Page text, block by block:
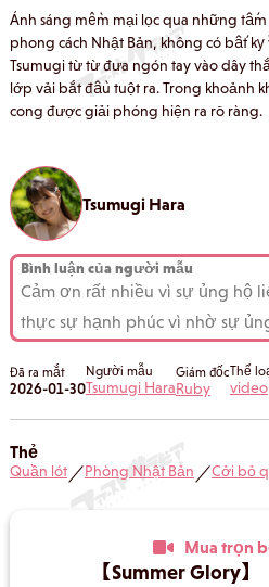
Ánh sáng mềm mại lọc qua những
phong cách Nhật Bản, không có bất
Tsumugi từ từ đưa ngón tay vào dây
lớp vải bắt đầu tuột ra. Trong khoảnh
cong được giải phóng hiện ra rõ ràng.
Tsumugi Hara
Bình luận của người mẫu
Cảm ơn rất nhiều vì sự ủng hộ
thực sự hạnh phúc vì nhờ sự
Đã ra mắt
2026-01-30
Người mẫu
Tsumugi Hara
Giám đốc
Ruby
Thể
video
Thẻ
Quần lót／Phòng Nhật Bản／Cởi bỏ
Mua trọn
【Summer Glory